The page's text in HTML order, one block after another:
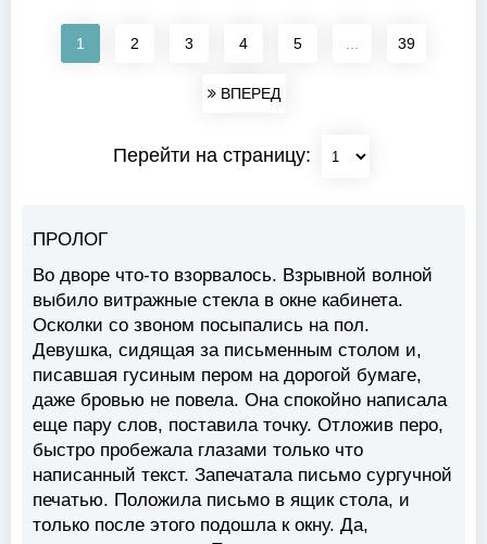
1 2 3 4 5 39
ВПЕРЕД
Перейти на страницу:
ПРОЛОГ
Во дворе что-то взорвалось. Взрывной волной
выбило витражные стекла в окне кабинета.
Осколки со звоном посыпались на пол.
Девушка, сидящая за письменным столом и,
писавшая гусиным пером на дорогой бумаге,
даже бровью не повела. Она спокойно написала
еще пару слов, поставила точку. Отложив перо,
быстро пробежала глазами только что
написанный текст. Запечатала письмо сургучной
печатью. Положила письмо в ящик стола, и
только после этого подошла к окну. Да,